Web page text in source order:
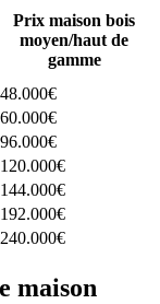
Prix maison bois
moyen/haut de
gamme
48.000€
60.000€
96.000€
120.000€
144.000€
192.000€
240.000€
maison